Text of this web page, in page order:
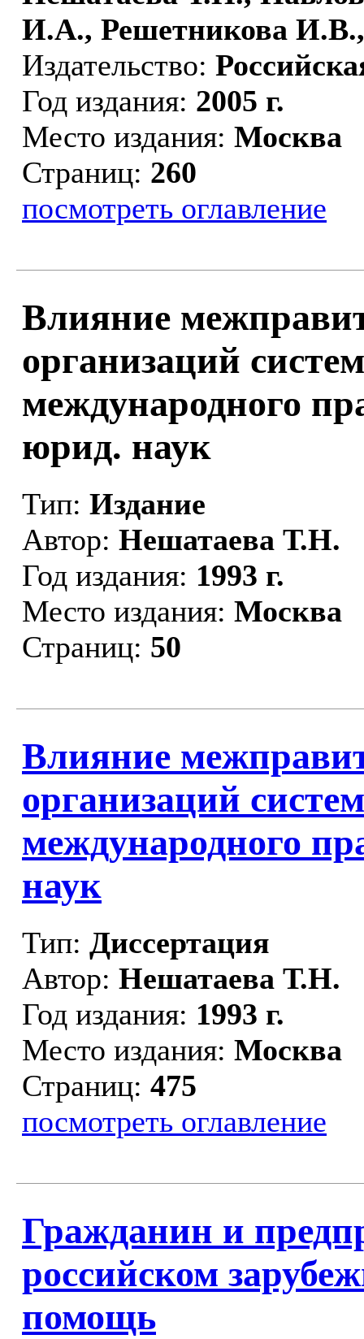
И.А., Решетникова
Издательство:
Год издания: 2005 г.
Место издания: Москва
Страниц: 260
посмотреть оглавление
Влияние
организаций
международного
юрид. наук
Тип: Издание
Автор: Нешатаева Т.Н.
Год издания: 1993 г.
Место издания: Москва
Страниц: 50
Влияние
организаций
международного
наук
Тип: Диссертация
Автор: Нешатаева Т.Н.
Год издания: 1993 г.
Место издания: Москва
Страниц: 475
посмотреть оглавление
Гражданин и
российском
помощь